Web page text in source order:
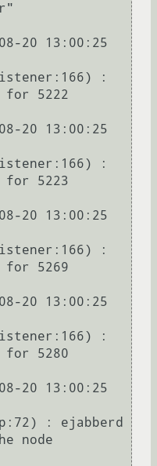
08-20 13:00:25
:
5222
08-20 13:00:25
:
5223
08-20 13:00:25
:
5269
08-20 13:00:25
:
5280
08-20 13:00:25
: ejabberd
node